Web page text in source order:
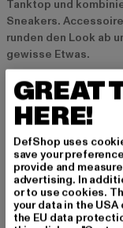
Tanktop und
Sneakers.
runden den Look ab
gewisse Etwas.
Aktuelle Trends
2024 stehen
Strickjacken im
Cropped-
angesagt und
Pastell, Beige und
sich mühelos
an Bedeutung, und
GREAT
HERE!
DefShop uses
save your
provide and
advertising. In
or to use cookies.
your data in the
the EU data